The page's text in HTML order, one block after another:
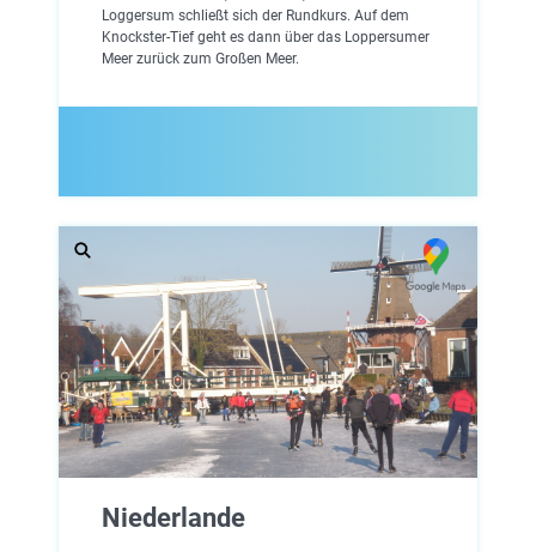
Loggersum schließt sich der Rundkurs. Auf dem
Knockster-Tief geht es dann über das Loppersumer
Meer zurück zum Großen Meer.
Niederlande